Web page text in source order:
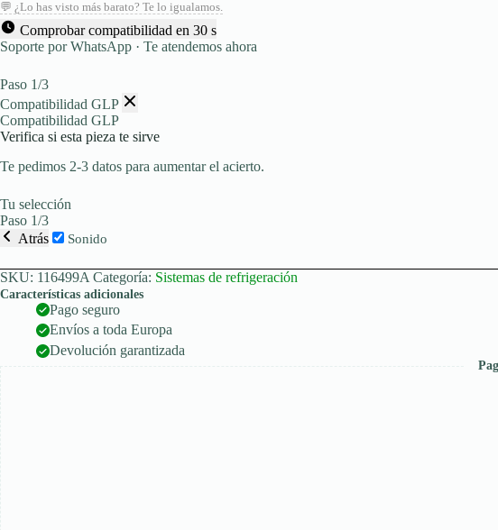
💬 ¿Lo has visto más barato? Te lo igualamos.
Comprobar compatibilidad en 30 s
Soporte por WhatsApp · Te atendemos ahora
Paso 1/3
Compatibilidad GLP
Compatibilidad GLP
Verifica si esta pieza te sirve
Te pedimos 2-3 datos para aumentar el acierto.
Tu selección
Paso 1/3
Atrás
Sonido
SKU: 116499A Categoría: Sistemas de refrigeración
Características adicionales
Pago seguro
Envíos a toda Europa
Devolución garantizada